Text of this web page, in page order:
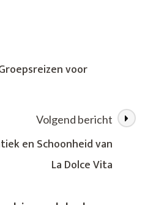
Oktober
voor
Volgend bericht
en Schoonheid van
La Dolce Vita